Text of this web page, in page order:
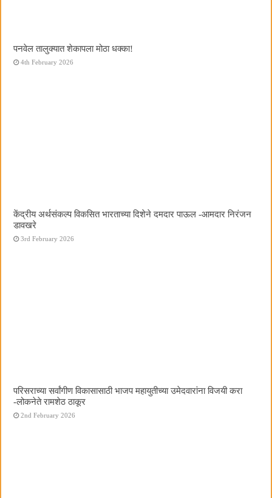
पनवेल तालुक्यात शेकापला मोठा धक्का!
4th February 2026
केंद्रीय अर्थसंकल्प विकसित भारताच्या दिशेने दमदार पाऊल -आमदार निरंजन
डावखरे
3rd February 2026
परिसराच्या सर्वांगीण विकासासाठी भाजप महायुतीच्या उमेदवारांना विजयी करा
-लोकनेते रामशेठ ठाकूर
2nd February 2026